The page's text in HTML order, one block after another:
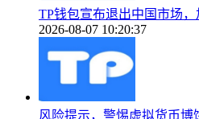
TP钱包宣布退出中国市场
2026-08-07 10:20:37
风险提示，警惕虚拟货币